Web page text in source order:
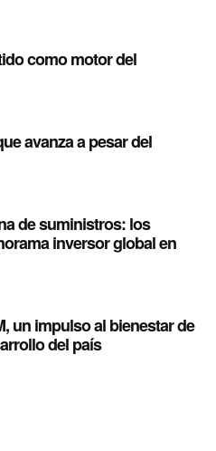
como motor del
avanza a pesar del
de suministros: los
inversor global en
un impulso al bienestar de
del país